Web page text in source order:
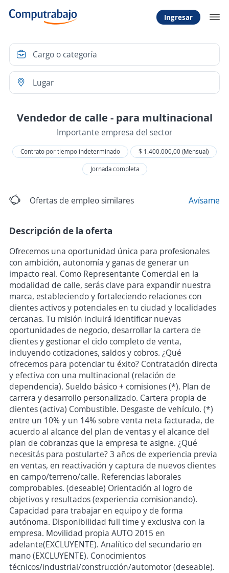
Ingresar
Vendedor de calle - para multinacional
Importante empresa del sector
Contrato por tiempo indeterminado
$ 1.400.000,00 (Mensual)
Jornada completa
Ofertas de empleo similares Avísame
Descripción de la oferta
Ofrecemos una oportunidad única para profesionales
con ambición, autonomía y ganas de generar un
impacto real. Como Representante Comercial en la
modalidad de calle, serás clave para expandir nuestra
marca, estableciendo y fortaleciendo relaciones con
clientes activos y potenciales en tu ciudad y localidades
cercanas. Tu misión incluirá identificar nuevas
oportunidades de negocio, desarrollar la cartera de
clientes y gestionar el ciclo completo de venta,
incluyendo cotizaciones, saldos y cobros. ¿Qué
ofrecemos para potenciar tu éxito? Contratación directa
y efectiva con una multinacional (relación de
dependencia). Sueldo básico + comisiones (*). Plan de
carrera y desarrollo personalizado. Cartera propia de
clientes (activa) Combustible. Desgaste de vehículo. (*)
entre un 10% y un 14% sobre venta neta facturada, de
acuerdo al alcance del plan de ventas y el alcance del
plan de cobranzas que la empresa te asigne. ¿Qué
necesitás para postularte? 3 años de experiencia previa
en ventas, en reactivación y captura de nuevos clientes
en campo/terreno/calle. Referencias laborales
comprobables. (deseable) Orientación al logro de
objetivos y resultados (experiencia comisionando).
Capacidad para trabajar en equipo y de forma
autónoma. Disponibilidad full time y exclusiva con la
empresa. Movilidad propia AUTO 2015 en
adelante(EXCLUYENTE). Analítico del secundario en
mano (EXCLUYENTE). Conocimientos
técnicos/industrial/construcción/automotor (deseable).